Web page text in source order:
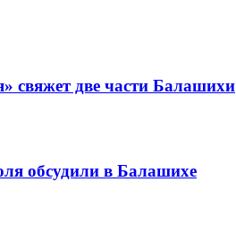
свяжет две части Балашихи
обсудили в Балашихе